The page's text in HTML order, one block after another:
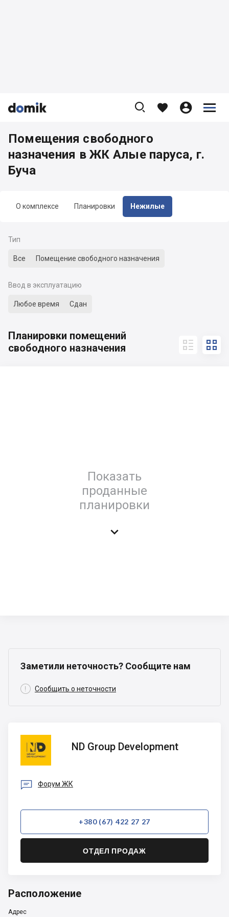


    


О комплексе Планировки Нежилые
Помещения свободного
назначения в ЖК Алые паруса, г.
Буча
Тип
Все Помещение свободного назначения
Ввод в эксплуатацию
Любое время Сдан
Планировки помещений
свободного назначения
 
Показать
проданные
планировки

Заметили неточность? Сообщите нам
 Сообщить о неточности
ND
Group
Development
ND Group Development
 Форум ЖК
+380 (67) 422 27 27
ОТДЕЛ ПРОДАЖ
Расположение
Адрес